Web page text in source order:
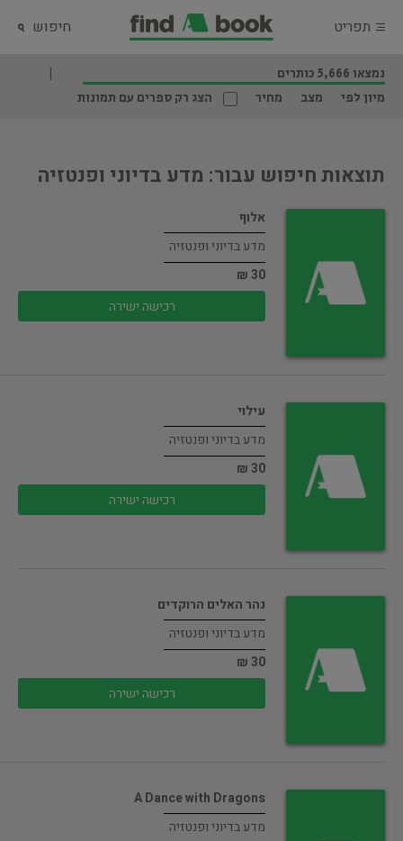
תפריט חיפוש
נמצאו 5,666 כותרים
מיון לפי
מצב מחיר הצג רק ספרים עם תמונות
תוצאות חיפוש עבור: מדע בדיוני ופנטזיה
אלוף
מדע בדיוני ופנטזיה
30 ₪
רכישה ישירה
עילוי
מדע בדיוני ופנטזיה
30 ₪
רכישה ישירה
נהר האלים הרוקדים
מדע בדיוני ופנטזיה
30 ₪
רכישה ישירה
A Dance with Dragons
מדע בדיוני ופנטזיה